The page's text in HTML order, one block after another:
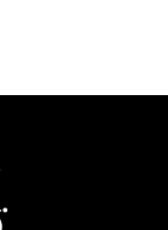
置き場所にご注
い。
たる場所には置